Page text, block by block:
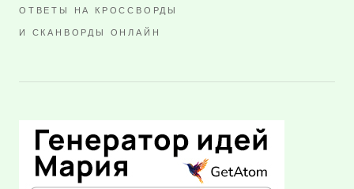
ОТВЕТЫ НА КРОССВОРДЫ
И СКАНВОРДЫ ОНЛАЙН